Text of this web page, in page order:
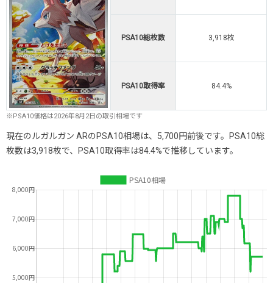
PSA10総枚数 3,918枚
PSA10取得率 84.4%
※PSA10価格は2026年8月2日の取引相場です
現在のルガルガン ARのPSA10相場は、5,700円前後です。PSA10総
枚数は3,918枚で、PSA10取得率は84.4%で推移しています。